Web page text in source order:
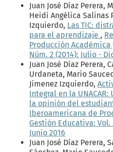
Juan José Díaz Perera,
Heidi Angélica Salinas
Izquierdo, Las TIC:
para el aprendizaje ,
Producción Académica
Núm. 2 (2014): Julio -
Juan José Díaz Perera,
Urdaneta, Mario
Jimenez Izquierdo,
Integral en la
la opinión del
Iberoamericana de
Gestión Educativa: Vol.
Junio 2016
Juan José Díaz Perera,